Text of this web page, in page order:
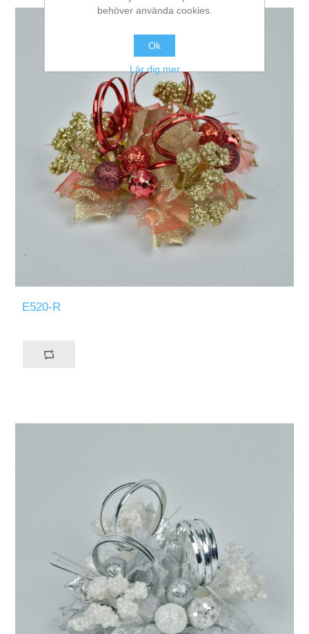
E520-R
behöver använda cookies.
Ok
Lär dig mer